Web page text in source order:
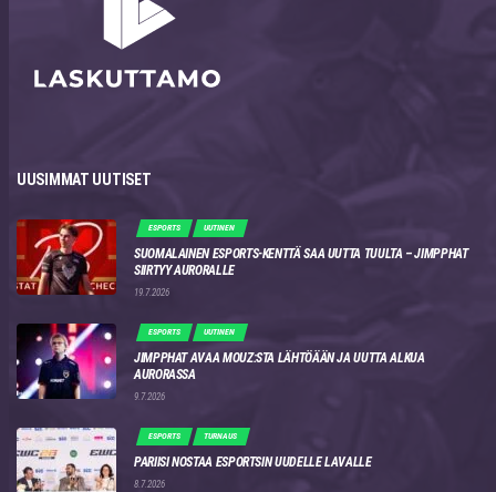
UUSIMMAT UUTISET
ESPORTS UUTINEN
SUOMALAINEN ESPORTS-KENTTÄ SAA UUTTA TUULTA – JIMPPHAT
SIIRTYY AURORALLE
19.7.2026
ESPORTS UUTINEN
JIMPPHAT AVAA MOUZ:STA LÄHTÖÄÄN JA UUTTA ALKUA
AURORASSA
9.7.2026
ESPORTS TURNAUS
PARIISI NOSTAA ESPORTSIN UUDELLE LAVALLE
8.7.2026